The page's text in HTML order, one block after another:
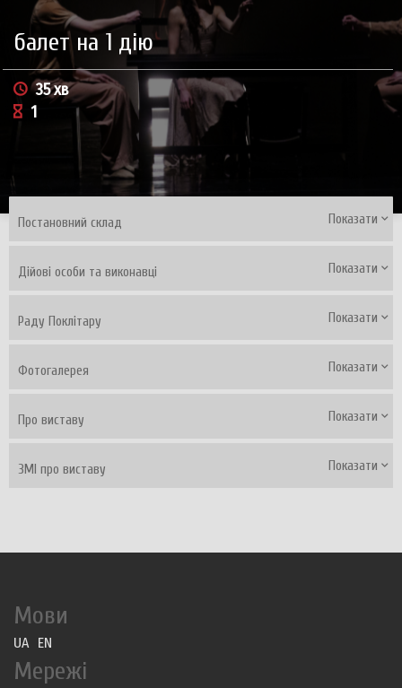
балет на 1 дію
35 хв
1
Постановний склад Показати
Дійові особи та виконавці Показати
Раду Поклітару Показати
Фотогалерея Показати
Про виставу Показати
ЗМІ про виставу Показати
Мови
UA EN
Мережі